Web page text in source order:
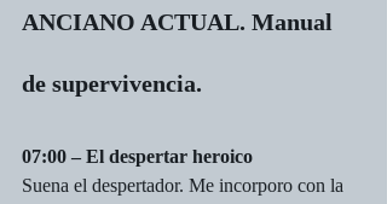
ANCIANO ACTUAL. Manual
de supervivencia.
07:00 – El despertar heroico
Suena el despertador. Me incorporo con la